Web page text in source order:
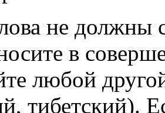
не должны
в
любой
тибетский).